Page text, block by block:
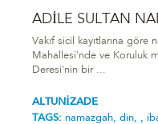
ADİLE SULTAN
Vakıf sicil kayıtlarına göre
Mahallesi'nde ve Koruluk
Deresi'nin bir ...
ALTUNİZADE
TAGS: namazgah, din, ,